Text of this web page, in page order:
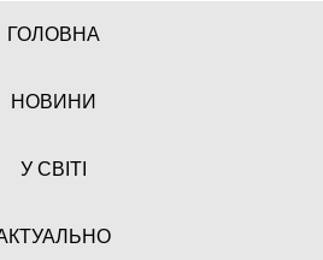
ГОЛОВНА
НОВИНИ
У СВІТІ